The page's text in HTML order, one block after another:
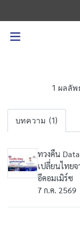
1 ผลลั
บทความ (1)
ทวงคืน
เปลี่ยนไทย
อีคอมเมิร์ซ
7 ก.ค. 2569